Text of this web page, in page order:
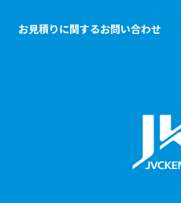
お見積りに関するお問い合わせ